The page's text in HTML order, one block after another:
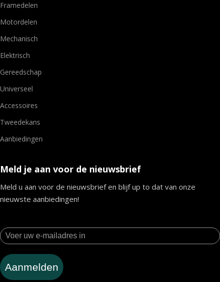
Framedelen
Motordelen
Mechanisch
Elektrisch
Gereedschap
Universeel
Accessoires
Tweedekans
Aanbiedingen
Meld je aan voor de nieuwsbrief
Meld u aan voor de nieuwsbrief en blijf up to dat van onze
nieuwste aanbiedingen!
Aanmelden